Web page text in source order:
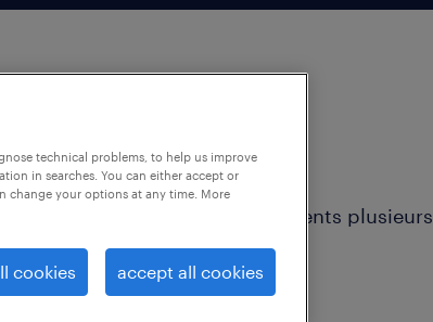
pour le compte d'un de nos clients plusieurs
TEMPS (H/F)
technical problems, to help us improve
in searches. You can either accept or
change your options at any time. More
cookies accept all cookies